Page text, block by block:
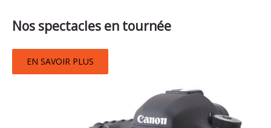
Nos spectacles en tournée
EN SAVOIR PLUS